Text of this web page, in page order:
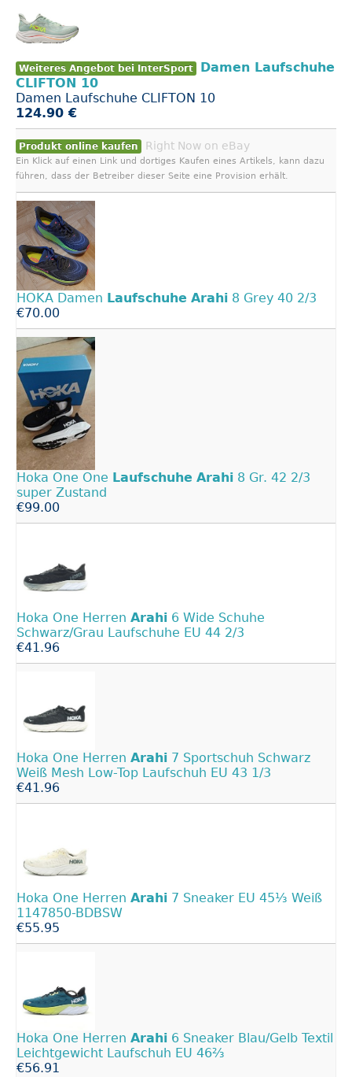
Weiteres Angebot bei InterSport
Damen Laufschuhe
CLIFTON 10
Damen Laufschuhe CLIFTON 10
124.90 €
Produkt online kaufen Right Now on eBay
Ein Klick auf einen Link und dortiges Kaufen eines Artikels, kann dazu
führen, dass der Betreiber dieser Seite eine Provision erhält.
HOKA Damen Laufschuhe Arahi 8 Grey 40 2/3
€70.00
Hoka One One Laufschuhe Arahi 8 Gr. 42 2/3
super Zustand
€99.00
Hoka One Herren Arahi 6 Wide Schuhe
Schwarz/Grau Laufschuhe EU 44 2/3
€41.96
Hoka One Herren Arahi 7 Sportschuh Schwarz
Weiß Mesh Low-Top Laufschuh EU 43 1/3
€41.96
Hoka One Herren Arahi 7 Sneaker EU 45⅓ Weiß
1147850-BDBSW
€55.95
Hoka One Herren Arahi 6 Sneaker Blau/Gelb Textil
Leichtgewicht Laufschuh EU 46⅔
€56.91